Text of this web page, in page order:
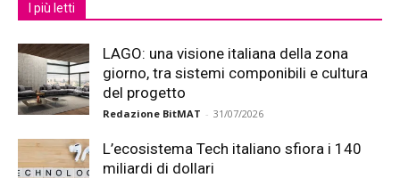
I più letti
LAGO: una visione italiana della zona
giorno, tra sistemi componibili e cultura
del progetto
Redazione BitMAT - 31/07/2026
L’ecosistema Tech italiano sfiora i 140
miliardi di dollari